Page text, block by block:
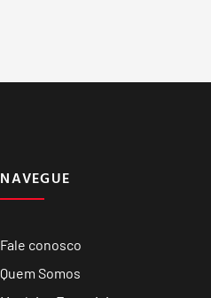
NAVEGUE
Fale conosco
Quem Somos